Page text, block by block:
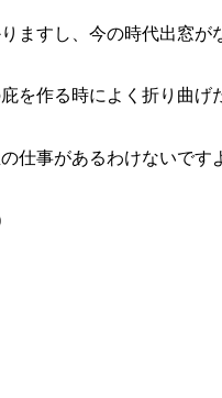
ますし、今の時代出窓が
を作る時によく折り曲げ
仕事があるわけないです